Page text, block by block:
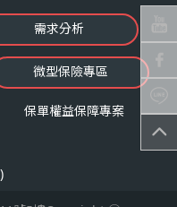
或利用。
時，得以書面方式
書面送達地址：台
分享
需求分析
微型保險專區
保單權益保障專案